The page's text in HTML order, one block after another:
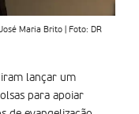
Maria Brito | Foto: DR
lançar um
para apoiar